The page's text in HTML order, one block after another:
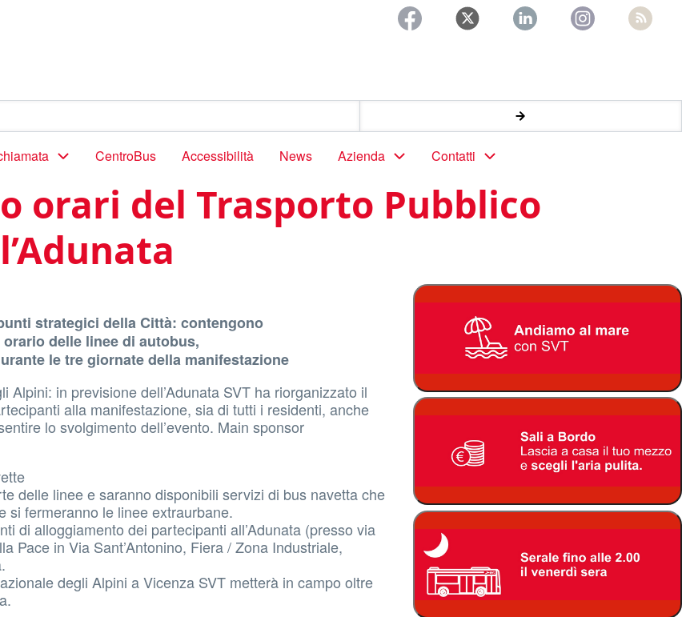
CentroBus Accessibilità News Azienda Contatti
orari del Trasporto Pubblico
strategici della Città: contengono
delle linee di autobus,
le tre giornate della manifestazione
in previsione dell’Adunata SVT ha riorganizzato il
alla manifestazione, sia di tutti i residenti, anche
lo svolgimento dell’evento. Main sponsor
delle linee e saranno disponibili servizi di bus navetta che
si fermeranno le linee extraurbane.
di alloggiamento dei partecipanti all’Adunata (presso via
Pace in Via Sant’Antonino, Fiera / Zona Industriale,
degli Alpini a Vicenza SVT metterà in campo oltre